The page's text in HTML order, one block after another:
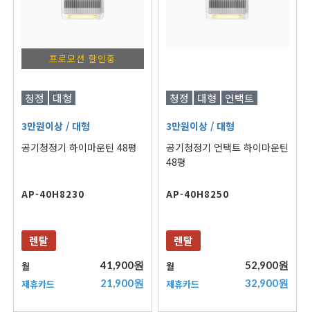
프로모션 할인중
청정 대형
3만원이상 / 대형
공기청정기 하이마운틴 48평
AP-40H8230
렌탈
월 41,900원
제휴카드 21,900원
청정 대형 언택트
3만원이상 / 대형
공기청정기 언택트 하이마운틴
48평
AP-40H8250
렌탈
월 52,900원
제휴카드 32,900원